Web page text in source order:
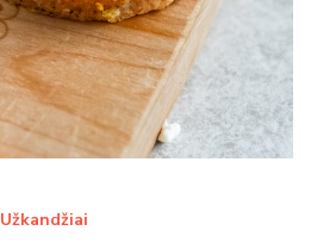
Užkandžiai